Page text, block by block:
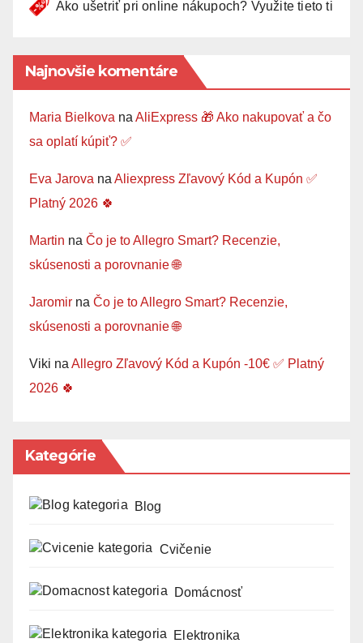
Ako ušetriť pri online nákupoch? Využite tieto tipy 🛍️
Najnovšie komentáre
Maria Bielkova na AliExpress 🎁 Ako nakupovať a čo
sa oplatí kúpiť? ✅
Eva Jarova na Aliexpress Zľavový Kód a Kupón ✅
Platný 2026 🍀
Martin na Čo je to Allegro Smart? Recenzie,
skúsenosti a porovnanie 🌐
Jaromir na Čo je to Allegro Smart? Recenzie,
skúsenosti a porovnanie 🌐
Viki na Allegro Zľavový Kód a Kupón -10€ ✅ Platný
2026 🍀
Kategórie
Blog
Cvičenie
Domácnosť
Elektronika